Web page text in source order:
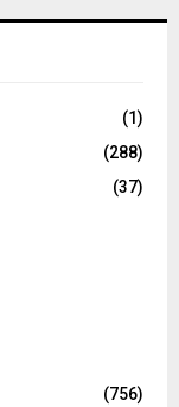
C
(1)
(288)
(37)
(756)